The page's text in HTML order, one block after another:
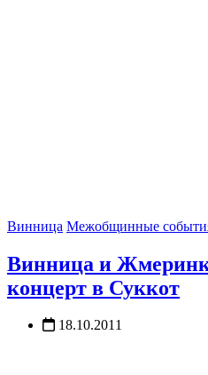
Винница Межобщинные
Винница и
концерт в Суккот
18.10.2011